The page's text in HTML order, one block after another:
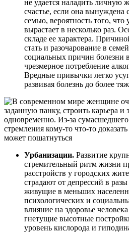
не удается наладить личную
счастье, если она вынуждена
семью, вероятность того, что
вырастает в несколько раз.
складе ее характера.
стать и разочарование в
социальных причин болезни
чрезмерное потребление
Вредные привычки легко
развивая болезнь до более
Урбанизации. Развитие
стремительный ритм жизни
расстройств у городских
страдают от депрессий в
живущие в меньших
психологических и
влияние на здоровье
гнетущие высотные
уровень кислорода и